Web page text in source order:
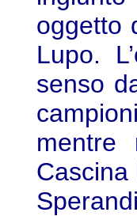
oggetto
Lupo.
senso
mentre
Cascina